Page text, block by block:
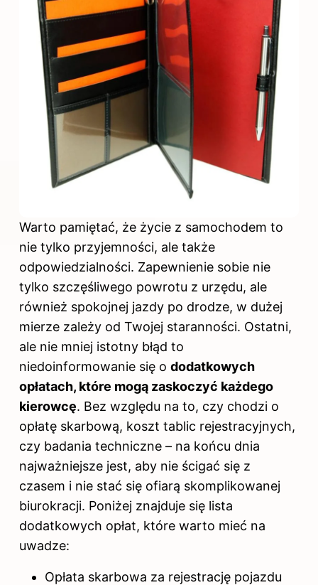
Warto pamiętać, że życie z samochodem to
nie tylko przyjemności, ale także
odpowiedzialności. Zapewnienie sobie nie
tylko szczęśliwego powrotu z urzędu, ale
również spokojnej jazdy po drodze, w dużej
mierze zależy od Twojej staranności. Ostatni,
ale nie mniej istotny błąd to
niedoinformowanie się o dodatkowych
opłatach, które mogą zaskoczyć każdego
kierowcę. Bez względu na to, czy chodzi o
opłatę skarbową, koszt tablic rejestracyjnych,
czy badania techniczne – na końcu dnia
najważniejsze jest, aby nie ścigać się z
czasem i nie stać się ofiarą skomplikowanej
biurokracji. Poniżej znajduje się lista
dodatkowych opłat, które warto mieć na
uwadze:
Opłata skarbowa za rejestrację pojazdu